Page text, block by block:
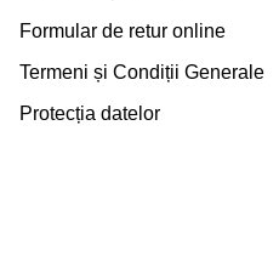
Formular de retur online
Termeni și Condiții Generale
Protecția datelor